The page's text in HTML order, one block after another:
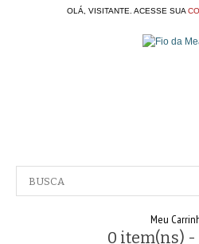
OLÁ, VISITANTE. ACESSE SUA
Meu
0 item(ns) -